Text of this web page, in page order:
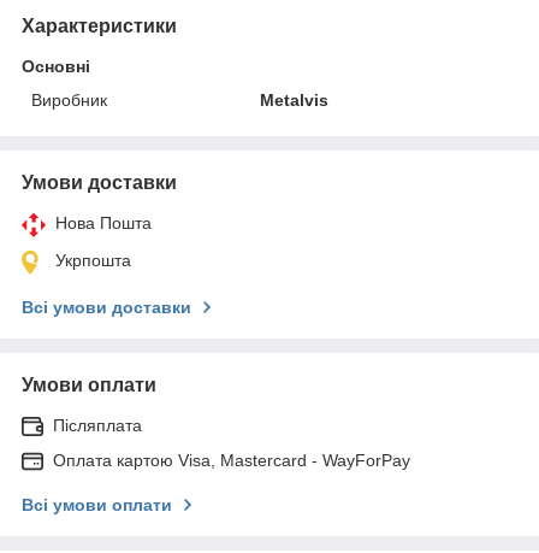
Характеристики
Основні
Виробник
Metalvis
Умови доставки
Нова Пошта
Укрпошта
Всі умови доставки
Умови оплати
Післяплата
Оплата картою Visa, Mastercard - WayForPay
Всі умови оплати